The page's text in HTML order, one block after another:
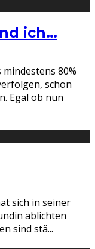
ich…
80%
schon
Egal ob nun
sich in seiner
ablichten
sind stä...